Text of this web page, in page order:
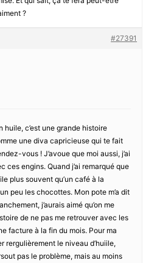
?
#27391
huile, c’est une grande histoire
une diva capricieuse qui te fait
vous ! J’avoue que moi aussi, j’ai
ces engins. Quand j’ai remarqué que
plus souvent qu’un café à la
peu les chocottes. Mon pote m’a dit
j’aurais aimé qu’on me
de ne pas me retrouver avec les
facture à la fin du mois. Pour ma
rergulièrement le niveau d’huiile,
pas le problème, mais au moins